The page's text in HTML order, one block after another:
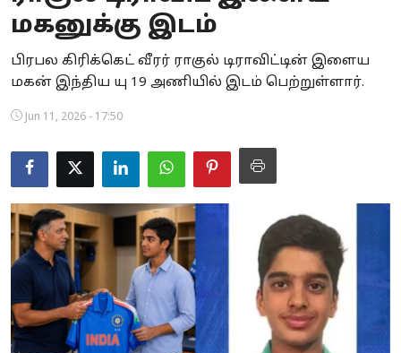
Business
Crime
Tamilnadu
World
Astrology
Spirituality
Weather
Politics
மகனுக்கு இடம்
பிரபல கிரிக்கெட் வீரர் ராகுல் டிராவிட்டின் இளைய
மகன் இந்திய யு 19 அணியில் இடம் பெற்றுள்ளார்.
Jun 11, 2026 - 17:50